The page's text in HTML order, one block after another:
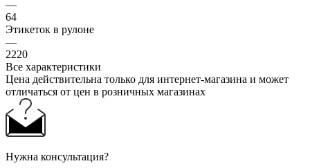
—
64
Этикеток в рулоне
—
2220
Все характеристики
Цена действительна только для интернет-магазина и может
отличаться от цен в розничных магазинах
Нужна консультация?